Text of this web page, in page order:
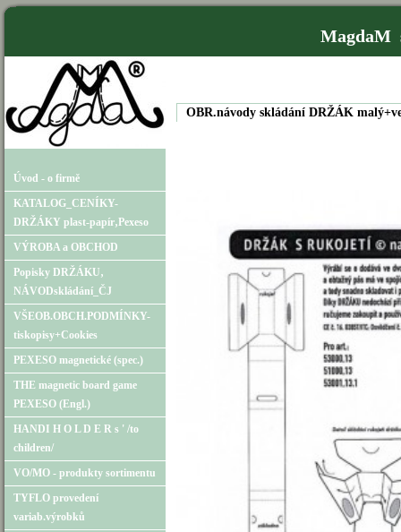
MagdaM
Úvod - o firmě
KATALOG_CENÍKY-
DRŽÁKY plast-papír‚Pexeso
VÝROBA a OBCHOD
Popisky DRŽÁKU‚
NÁVODskládání_ČJ
VŠEOB.OBCH.PODMÍNKY-
tiskopisy+Cookies
PEXESO magnetické (spec.)
THE magnetic board game
PEXESO (Engl.)
HANDI H O L D E R s ' /to
children/
VO/MO - produkty sortimentu
TYFLO provedení
variab.výrobků
OBR.návody skládání DRŽÁK